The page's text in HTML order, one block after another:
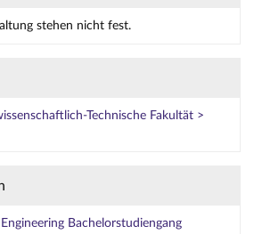
stehen nicht fest.
Technische Fakultät >
Bachelorstudiengang